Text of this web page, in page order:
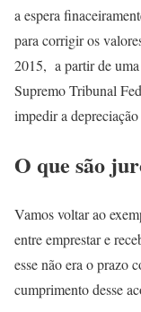
a espera
para corrigir os
2015, a partir de uma
Supremo Tribunal
impedir a
O que são
Vamos voltar ao
entre emprestar e
esse não era o prazo
cumprimento desse